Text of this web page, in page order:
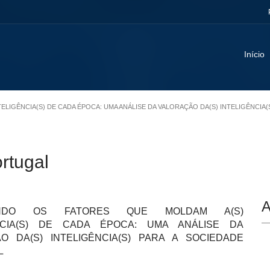
Início
DE CADA ÉPOCA: UMA ANÁLISE DA VALORAÇÃO DA(S)
OS FATORES QUE MOLDAM A(S)
DE CADA ÉPOCA: UMA ANÁLISE DA
DA(S) INTELIGÊNCIA(S) PARA A SOCIEDADE